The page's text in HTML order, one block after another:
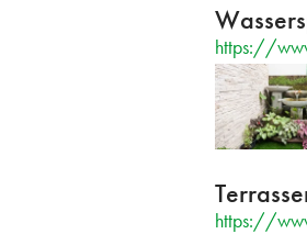
https://
https://